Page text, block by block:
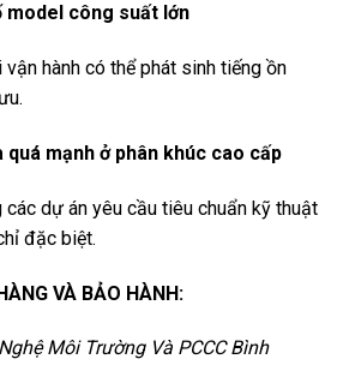
model công suất lớn
hành có thể phát sinh tiếng ồn
mạnh ở phân khúc cao cấp
dự án yêu cầu tiêu chuẩn kỹ thuật
đặc biệt.
VÀ BẢO HÀNH:
Môi Trường Và PCCC Bình